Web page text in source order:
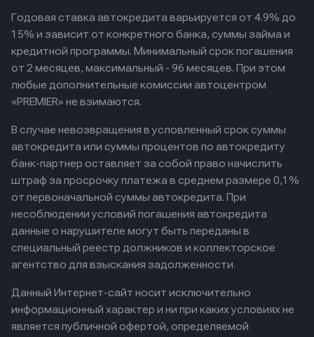
Годовая ставка автокредита варьируется от 4.9% до
15% и зависит от конкретного банка, суммы займа и
кредитной программы. Минимальный срок погашения
от 2 месяцев, максимальный - 96 месяцев. При этом
любые дополнительные комиссии автоцентром
«PREMIER» не взимаются.
В случае невозвращения в условленный срок суммы
автокредита или суммы процентов по автокредиту
банк-партнер оставляет за собой право начислить
штраф за просрочку платежа в среднем размере 0,1%
от первоначальной суммы автокредита. При
несоблюдении условий погашения автокредита
данные о нарушителе могут быть переданы в
специальный реестр должников и коллекторское
агентство для взыскания задолженности.
Данный Интернет-сайт носит исключительно
информационный характер и ни при каких условиях не
является публичной офертой, определяемой